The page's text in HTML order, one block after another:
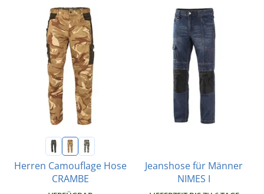
Herren Camouflage Hose
CRAMBE
Jeanshose für Männer
NIMES I